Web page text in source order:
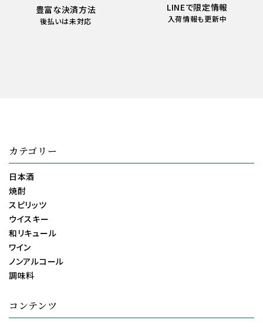
豊富な決済方法
後払いは未対応
LINEで限定情報
入荷情報も更新中
カテゴリー
日本酒
焼酎
スピリッツ
ウイスキー
和リキュール
ワイン
ノンアルコール
調味料
コンテンツ